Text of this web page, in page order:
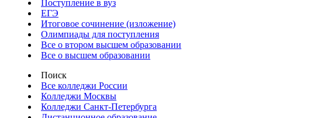
Поступление в вуз
ЕГЭ
Итоговое сочинение (изложение)
Олимпиады для поступления
Все о втором высшем образовании
Все о высшем образовании
Поиск
Все колледжи России
Колледжи Москвы
Колледжи Санкт-Петербурга